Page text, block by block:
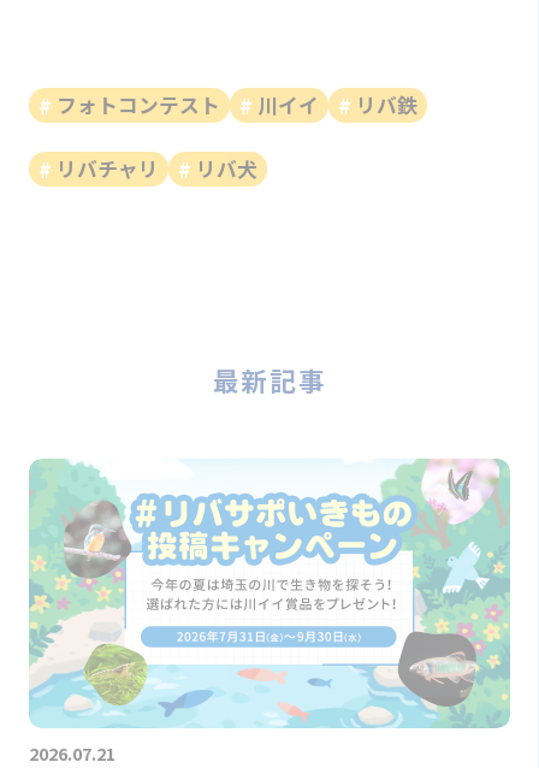
フォトコンテスト 川イイ リバ鉄
リバチャリ リバ犬
最新記事
2026.07.21